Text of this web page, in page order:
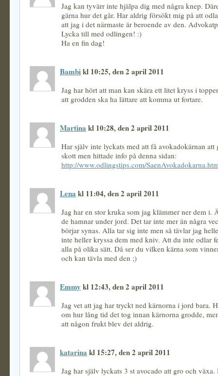
Jag kan tyvärr inte hjälpa dig med några knep.
gärna hur det går. Har aldrig försökt mig på att
att jag i det närmaste är beroende av den.
Lycka till med odlingen! :)
Ha en fin dag!
Bambikl 10:25, den 2 april 2011
Jag har hört att man kan skära ett litet kryss i
att grodden ska ha lättare att komma ut fortare.
Martina kl 10:28, den 2 april 2011
Har själv inte lyckats med att få avokadokärnan att
skott men hittade info på denna sidan:
http://www.odlingstips.com/
Lena kl 11:04, den 2 april 2011
Jag har en stor kruka som jag klämmer ner dem i.
de hamnar under jord. Det tar inte mer än några
börjar synas. Alla tar sig inte men så tävlar jag
inte heller kryssa dem med kniv. Att du inte odlar
alla på olika sätt. Då ser du vilken kärna som
och kan tävla med den ;)
Emmy kl 12:43, den 2 april 2011
Jag vet att jag har tryckt ned kärnorna i jord bara.
om hur lång tid det tog innan kärnorna grodde,
att någon frukt blev det aldrig.
katarina kl 15:27, den 2 april 2011
Jag har själv lyckats 3 st avocado att gro och växa.